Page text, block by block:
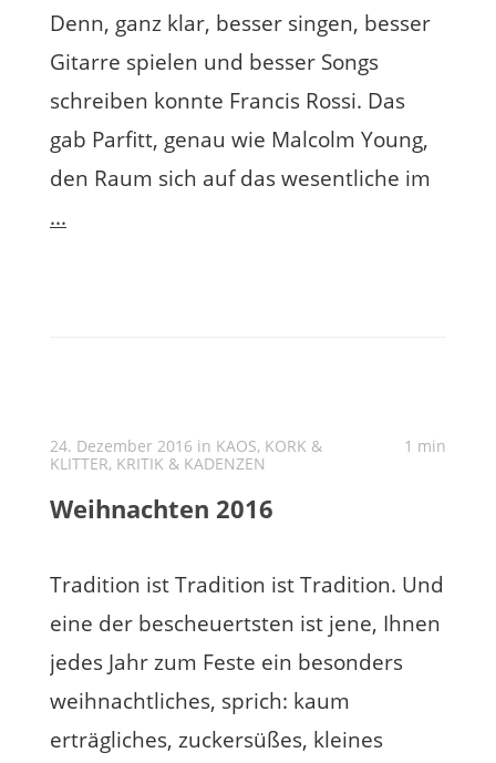
Denn, ganz klar, besser singen, besser
Gitarre spielen und besser Songs
schreiben konnte Francis Rossi. Das
gab Parfitt, genau wie Malcolm Young,
den Raum sich auf das wesentliche im
...
24. Dezember 2016 in KAOS, KORK &
KLITTER, KRITIK & KADENZEN
1 min
Weihnachten 2016
Tradition ist Tradition ist Tradition. Und
eine der bescheuertsten ist jene, Ihnen
jedes Jahr zum Feste ein besonders
weihnachtliches, sprich: kaum
erträgliches, zuckersüßes, kleines